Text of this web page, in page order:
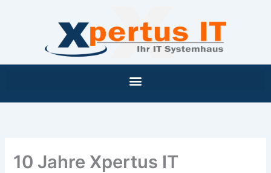
10 Jahre Xpertus IT